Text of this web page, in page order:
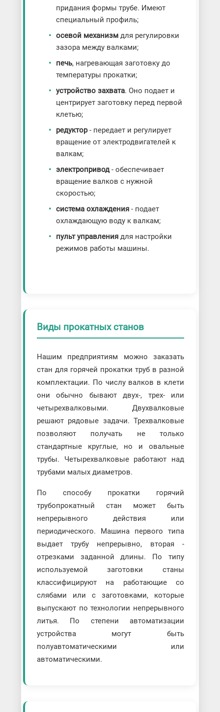
придания формы трубе. Имеют
специальный профиль;
осевой механизмдля регулировки
зазора между валками;
печь, нагревающая заготовку до
температуры прокатки;
устройство захвата. Оно подает и
центрирует заготовку перед первой
клетью;
редуктор- передает и регулирует
вращение от электродвигателей к
валкам;
электропривод- обеспечивает
вращение валков с нужной
скоростью;
система охлаждения- подает
охлаждающую воду к валкам;
пульт управлениядля настройки
режимов работы машины.
Виды прокатных станов
Нашим предприятиям можно заказать
стан для горячей прокатки труб в разной
комплектации. По числу валков в клети
они обычно бывают двух-, трех- или
четырехвалковыми. Двухвалковые
решают рядовые задачи. Трехвалковые
позволяют получать не только
стандартные круглые, но и овальные
трубы. Четырехвалковые работают над
трубами малых диаметров.
По способу прокатки горячий
трубопрокатный стан может быть
непрерывного действия или
периодического. Машина первого типа
выдает трубу непрерывно, вторая -
отрезками заданной длины. По типу
используемой заготовки станы
классифицируют на работающие со
слябами или с заготовками, которые
выпускают по технологии непрерывного
литья. По степени автоматизации
устройства могут быть
полуавтоматическими или
автоматическими.